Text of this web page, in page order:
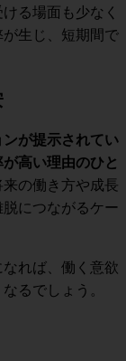
る場面も少なく
生じ、短期間で
が提示されてい
高い理由のひと
の働き方や成長
につながるケー
れば、働く意欲
るでしょう。